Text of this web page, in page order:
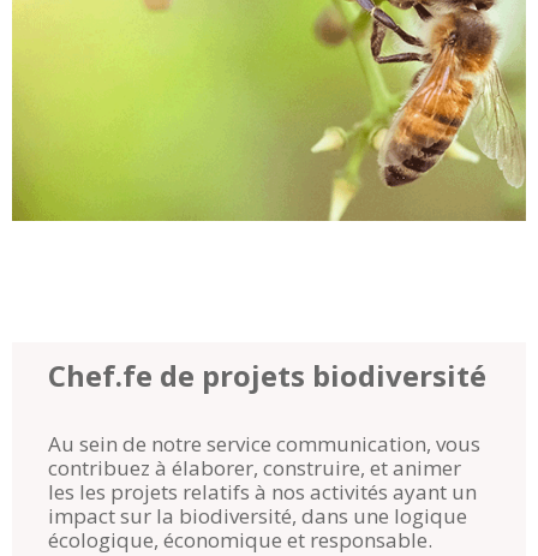
Chef.fe de projets biodiversité
Au sein de notre service communication, vous
contribuez à élaborer, construire, et animer
les les projets relatifs à nos activités ayant un
impact sur la biodiversité, dans une logique
écologique, économique et responsable.